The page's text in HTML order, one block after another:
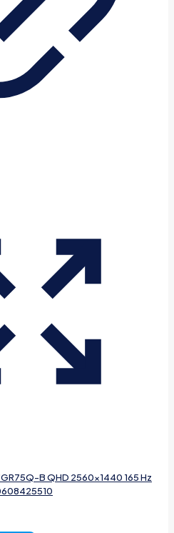
B QHD 2560×1440 165 Hz